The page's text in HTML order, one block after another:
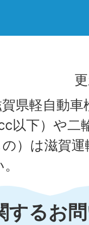
県軽自動
以下）や二
）は滋賀
するお